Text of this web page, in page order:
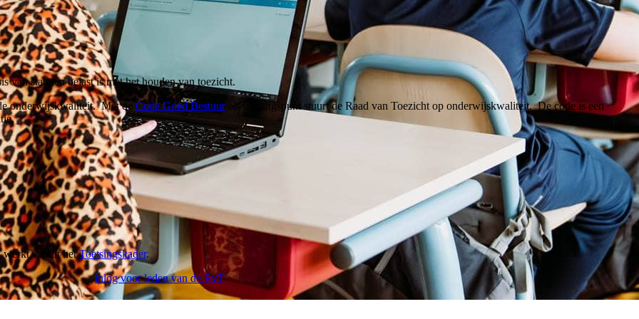
van statuten belast is met het houden van toezicht.
onderwijskwaliteit. Met de Code Goed Bestuurals uitgangspunt stuurt de Raad van Toezicht op onderwijskwaliteit. De code is een
werkt vanuit hetToetsingskader.
inlog voor leden van de RvT